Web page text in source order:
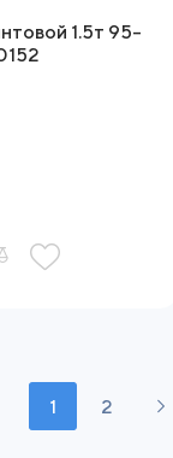
1.5т 95-
1 2